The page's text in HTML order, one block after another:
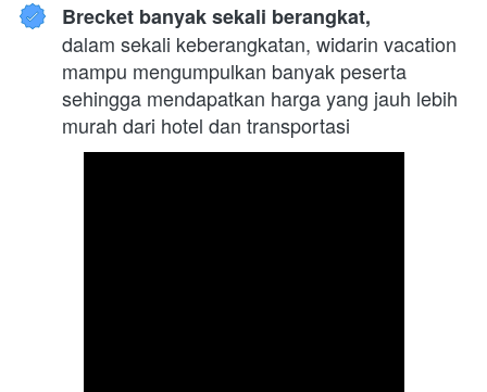
Brecket banyak sekali berangkat,
dalam sekali keberangkatan, widarin vacation
mampu mengumpulkan banyak peserta
sehingga mendapatkan harga yang jauh lebih
murah dari hotel dan transportasi